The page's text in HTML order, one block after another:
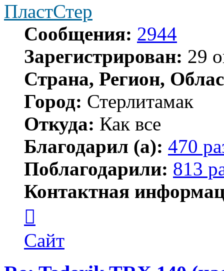
ПластСтер
Сообщения: 2944
Зарегистрирован: 29
Страна, Регион,
Город: Стерлитамак
Откуда: Как все
Благодарил (а): 470
Поблагодарили: 813
Контактная
пользователя
ПластСтер
Сайт